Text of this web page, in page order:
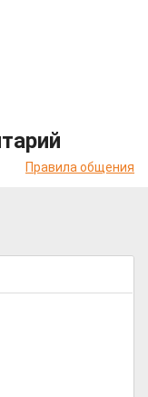
Правила общения